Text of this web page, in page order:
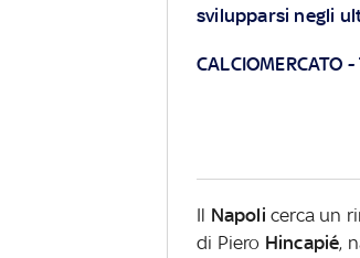
svilupparsi negli
CALCIOMERCATO
Il Napolicerca un
di Piero Hincapié,